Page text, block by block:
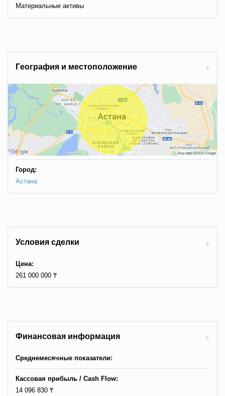
Материальные активы
Гeoгpaфия и мecтoпoлoжeниe
Город:
Астана
Условия сделки
Цена:
261 000 000 ₸
Финансовая информация
Среднемесячные показатели:
Кассовая прибыль / Сash Flow:
14 096 830 ₸